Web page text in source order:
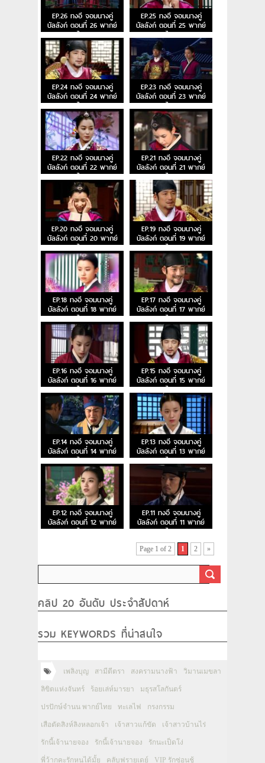
EP.26 ทงอี จอมนางคู่
บัลลังก์ ตอนที่ 26 พากย์
ไทย
EP.25 ทงอี จอมนางคู่
บัลลังก์ ตอนที่ 25 พากย์
ไทย
EP.24 ทงอี จอมนางคู่
บัลลังก์ ตอนที่ 24 พากย์
ไทย
EP.23 ทงอี จอมนางคู่
บัลลังก์ ตอนที่ 23 พากย์
ไทย
EP.22 ทงอี จอมนางคู่
บัลลังก์ ตอนที่ 22 พากย์
ไทย
EP.21 ทงอี จอมนางคู่
บัลลังก์ ตอนที่ 21 พากย์
ไทย
EP.20 ทงอี จอมนางคู่
บัลลังก์ ตอนที่ 20 พากย์
ไทย
EP.19 ทงอี จอมนางคู่
บัลลังก์ ตอนที่ 19 พากย์
ไทย
EP.18 ทงอี จอมนางคู่
บัลลังก์ ตอนที่ 18 พากย์
ไทย
EP.17 ทงอี จอมนางคู่
บัลลังก์ ตอนที่ 17 พากย์
ไทย
EP.16 ทงอี จอมนางคู่
บัลลังก์ ตอนที่ 16 พากย์
ไทย
EP.15 ทงอี จอมนางคู่
บัลลังก์ ตอนที่ 15 พากย์
ไทย
EP.14 ทงอี จอมนางคู่
บัลลังก์ ตอนที่ 14 พากย์
ไทย
EP.13 ทงอี จอมนางคู่
บัลลังก์ ตอนที่ 13 พากย์
ไทย
EP.12 ทงอี จอมนางคู่
บัลลังก์ ตอนที่ 12 พากย์
ไทย
EP.11 ทงอี จอมนางคู่
บัลลังก์ ตอนที่ 11 พากย์
ไทย
Page 1 of 2 1 2 »
คลิป 20 อันดับ ประจำสัปดาห์
รวม KEYWORDS ที่น่าสนใจ
เพลิงบุญ สามีตีตรา สงครามนางฟ้า วิมานเมขลา
ลิขิตแห่งจันทร์ ร้อยเล่ห์มารยา มธุรสโลกันตร์
ปรปักษ์จำนน พากย์ไทย ทะเลไฟ กรงกรรม
เสือตัดสิงห์ลิงหลอกเจ้า เจ้าสาวแก้ขัด เจ้าสาวบ้านไร่
รักนี้เจ้านายจอง รักนี้เจ้านายจอง รักนะเป็ดโง่
พี่ว้ากคะรักหนูได้มั้ย คลับฟรายเดย์ VIP รักซ่อนชู้